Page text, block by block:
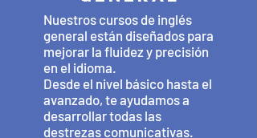
Nuestros cursos de inglés
general están diseñados para
mejorar la fluidez y precisión
en el idioma.
Desde el nivel básico hasta el
avanzado, te ayudamos a
desarrollar todas las
destrezas comunicativas.